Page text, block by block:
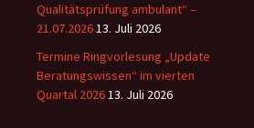
Qualitätsprüfung ambulant“ –
21.07.202613. Juli 2026
Termine Ringvorlesung „Update
Beratungswissen“ im vierten
Quartal 202613. Juli 2026